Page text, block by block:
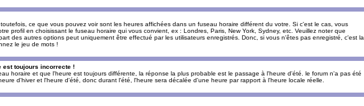
ce que vous pouvez voir sont les heures affichées dans un fuseau horaire différent du votre. Si c'est le cas, vous
profil en choisissant le fuseau horaire qui vous convient, ex : Londres, Paris, New York, Sydney, etc. Veuillez noter que
des autres options peut uniquement être effectué par les utilisateurs enregistrés. Donc, si vous n'êtes pas enregistré, c'est la
le jeu de mots !
est toujours incorrecte !
horaire et que l'heure est toujours différente, la réponse la plus probable est le passage à l'heure d'été. le forum n'a pas été
d'hiver et l'heure d'été, donc durant l'été, l'heure sera décalée d'une heure par rapport à l'heure locale réelle.